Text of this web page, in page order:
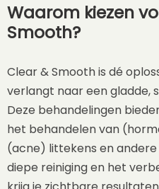
Waarom kiezen
Smooth?
Clear & Smooth is dé
verlangt naar een gladde,
Deze behandelingen
het behandelen van
(acne) littekens en andere
diepe reiniging en het